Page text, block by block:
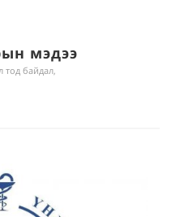
мэдээ
тод байдал,